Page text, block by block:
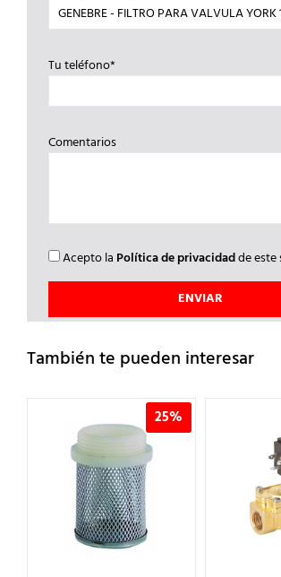
Tu teléfono*
Comentarios
Acepto la Política de privacidadde este
También te pueden interesar
25%